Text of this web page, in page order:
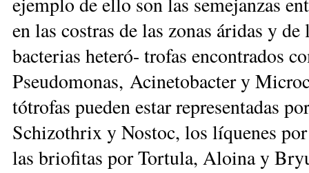
en las costras de las zonas áridas y
bacterias heteró- trofas encontrados
Pseudomonas, Acinetobacter y
tótrofas pueden estar representadas
Schizothrix y Nostoc, los líquenes
las briofitas por Tortula, Aloina y